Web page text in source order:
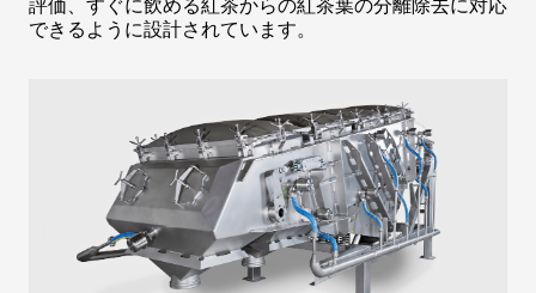
評価、すぐに飲める紅茶からの紅茶葉の分離除去に対応
できるように設計されています。